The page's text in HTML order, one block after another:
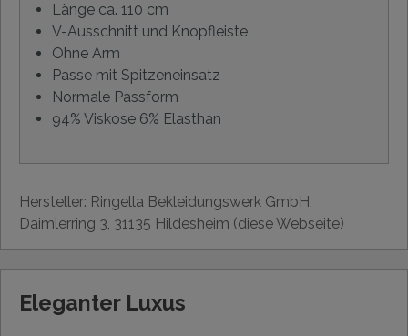
Länge ca. 110 cm
V-Ausschnitt und Knopfleiste
Ohne Arm
Passe mit Spitzeneinsatz
Normale Passform
94% Viskose 6% Elasthan
Hersteller: Ringella Bekleidungswerk GmbH,
Daimlerring 3, 31135 Hildesheim (diese Webseite)
Eleganter Luxus